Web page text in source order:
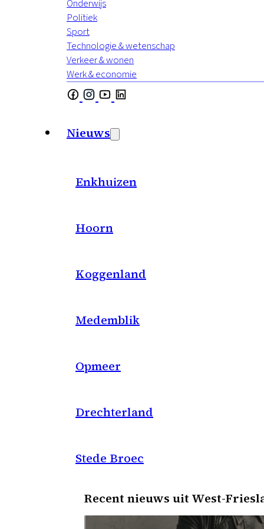
Onderwijs
Politiek
Sport
Technologie & wetenschap
Verkeer & wonen
Werk & economie
Nieuws
Enkhuizen
Hoorn
Koggenland
Medemblik
Opmeer
Drechterland
Stede Broec
Recent nieuws uit West-